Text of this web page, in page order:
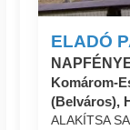
ELADÓ
Komárom-
(Belváros),
ALAKÍTSA